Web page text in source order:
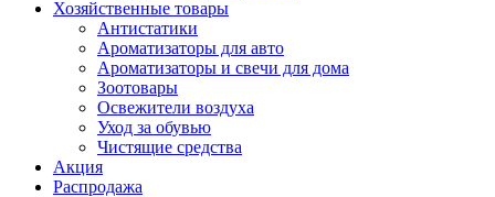
Хозяйственные товары
Антистатики
Ароматизаторы для авто
Ароматизаторы и свечи для дома
Зоотовары
Освежители воздуха
Уход за обувью
Чистящие средства
Акция
Распродажа